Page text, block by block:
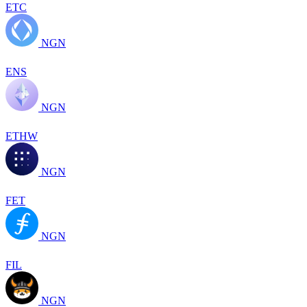
ETC
NGN
ENS
NGN
ETHW
NGN
FET
NGN
FIL
NGN